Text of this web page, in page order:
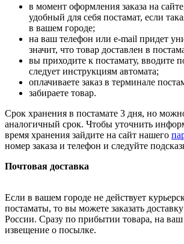
в момент оформления заказа на
удобный для себя постамат, если
в вашем городе;
на ваш телефон или e-mail придет
значит, что товар доставлен в
вы приходите к постамату, вводите
следует инструкциям автомата;
оплачиваете заказ в терминале
забираете товар.
Срок хранения в постамате 3 дня, но
аналогичный срок. Чтобы уточнить
время хранения зайдите на сайт нашего
номер заказа и телефон и следуйте
Почтовая доставка
Если в вашем городе не действует
постаматы, то вы можете заказать
России. Сразу по прибытии товара, на ваш
извещение о посылке.